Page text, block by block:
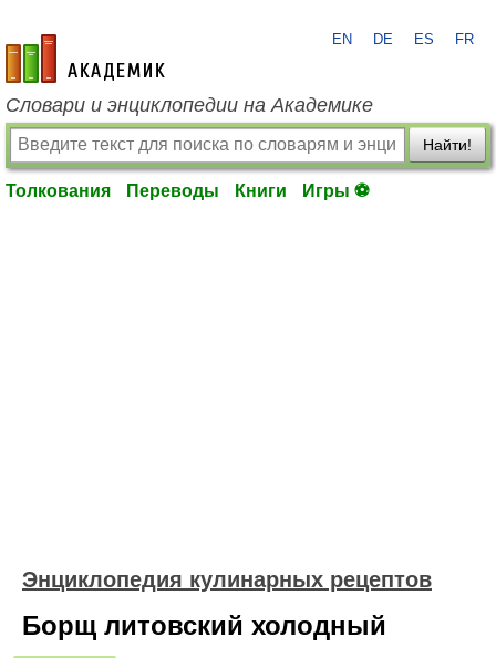
academic.ru
EN DE ES FR
Словари и энциклопедии на Академике
Найти!
Толкования Переводы Книги Игры ⚽
Энциклопедия кулинарных рецептов
Борщ литовский холодный